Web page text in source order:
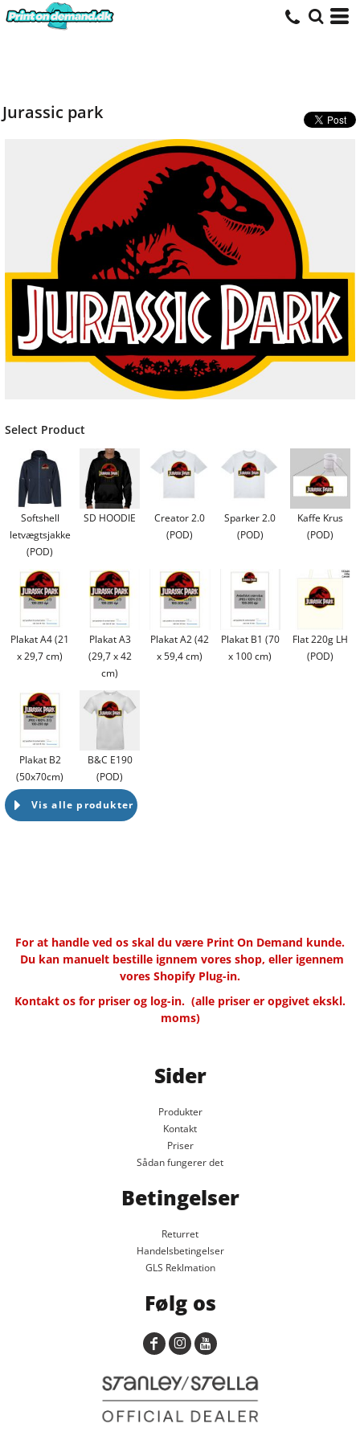
Jurassic park
Select Product
Softshell
letvægtsjakke
(POD)
SD HOODIE
Creator 2.0
(POD)
Sparker 2.0
(POD)
Kaffe Krus
(POD)
Plakat A4 (21
x 29,7 cm)
Plakat A3
(29,7 x 42
cm)
Plakat A2 (42
x 59,4 cm)
Plakat B1 (70
x 100 cm)
Flat 220g LH
(POD)
Plakat B2
(50x70cm)
B&C E190
(POD)
Vis alle produkter
For at handle ved os skal du være Print On Demand kunde.
Du kan manuelt bestille ignnem vores shop, eller igennem
vores Shopify Plug-in.
Kontakt os for priser og log-in. (alle priser er opgivet ekskl.
moms)
Sider
Produkter
Kontakt
Priser
Sådan fungerer det
Betingelser
Returret
Handelsbetingelser
GLS Reklmation
Følg os